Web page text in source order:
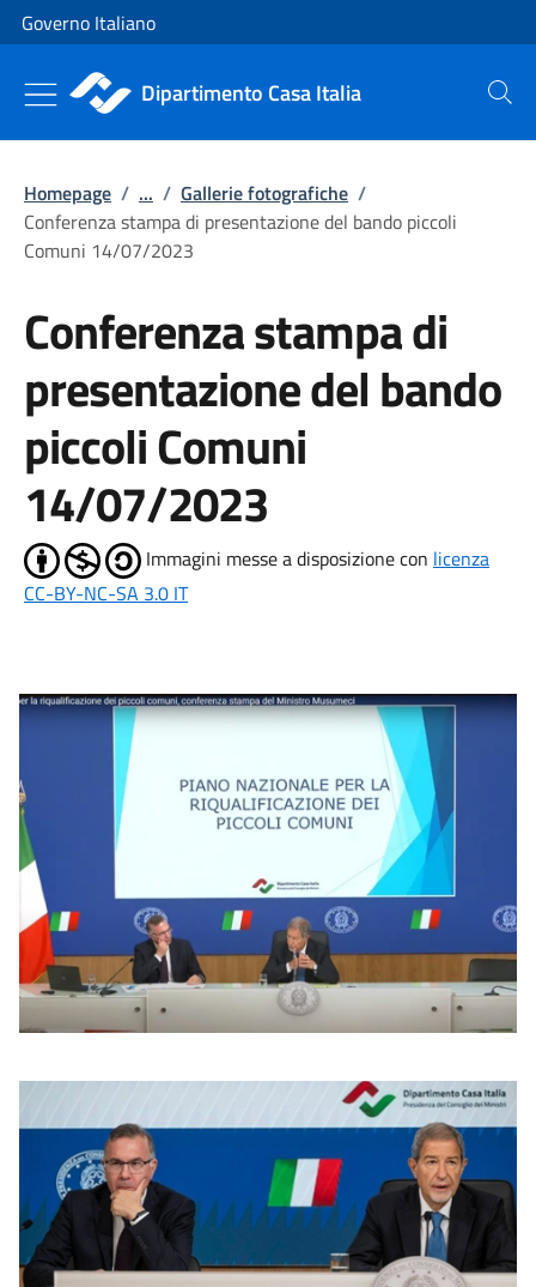
Vai al contenuto
Vai alla navigazione del sito
Governo Italiano
Dipartimento Casa Italia Cerca
Homepage / ... / Gallerie fotografiche /
Conferenza stampa di presentazione del bando piccoli
Comuni 14/07/2023
Conferenza stampa di
presentazione del bando
piccoli Comuni
14/07/2023
Immagini messe a disposizione con licenza
CC-BY-NC-SA 3.0 IT